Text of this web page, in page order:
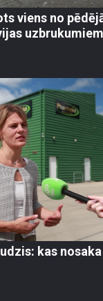
viens no
uzbrukumiem
kas